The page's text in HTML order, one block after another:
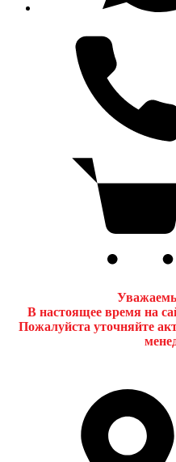
В настоящее время на
Пожалуйста уточняйте